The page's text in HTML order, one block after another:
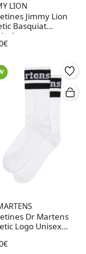
LION
Jimmy Lion
Basquiat
Dr Martens
Logo Unisex